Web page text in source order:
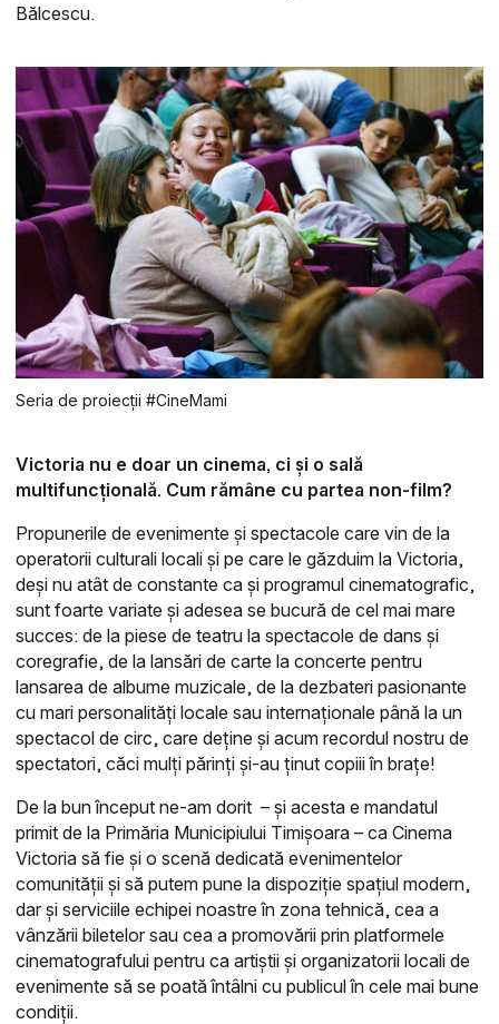
Bălcescu.
Seria de proiecții #CineMami
Victoria nu e doar un cinema, ci și o sală
multifuncțională. Cum rămâne cu partea non-film?
Propunerile de evenimente și spectacole care vin de la
operatorii culturali locali și pe care le găzduim la Victoria,
deși nu atât de constante ca și programul cinematografic,
sunt foarte variate și adesea se bucură de cel mai mare
succes: de la piese de teatru la spectacole de dans și
coregrafie, de la lansări de carte la concerte pentru
lansarea de albume muzicale, de la dezbateri pasionante
cu mari personalități locale sau internaționale până la un
spectacol de circ, care deține și acum recordul nostru de
spectatori, căci mulți părinți și-au ținut copiii în brațe!
De la bun început ne-am dorit – și acesta e mandatul
primit de la Primăria Municipiului Timișoara – ca Cinema
Victoria să fie și o scenă dedicată evenimentelor
comunității și să putem pune la dispoziție spațiul modern,
dar și serviciile echipei noastre în zona tehnică, cea a
vânzării biletelor sau cea a promovării prin platformele
cinematografului pentru ca artiștii și organizatorii locali de
evenimente să se poată întâlni cu publicul în cele mai bune
condiții.